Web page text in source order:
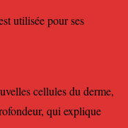
utilisée pour ses
cellules du derme,
qui explique